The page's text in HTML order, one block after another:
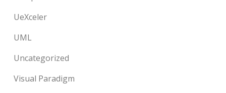
UeXceler
UML
Uncategorized
Visual Paradigm